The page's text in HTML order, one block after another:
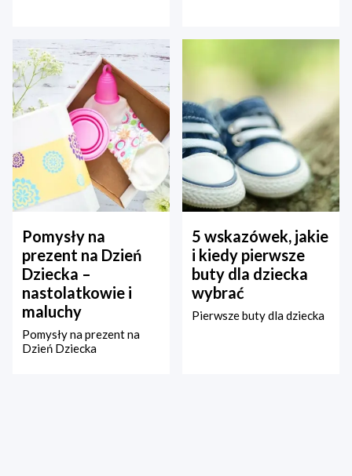
Pomysły na
prezent na Dzień
Dziecka –
nastolatkowie i
maluchy
Pomysły na prezent na
Dzień Dziecka
5 wskazówek, jakie
i kiedy pierwsze
buty dla dziecka
wybrać
Pierwsze buty dla dziecka